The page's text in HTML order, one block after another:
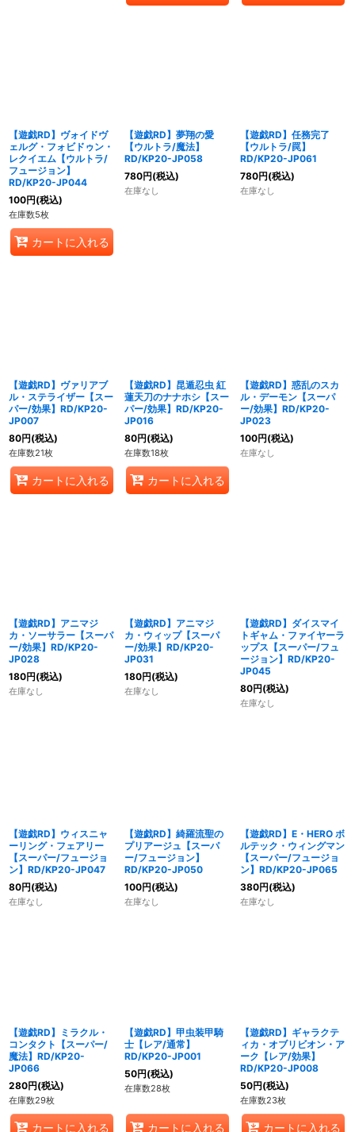
【遊戯RD】ヴォイドヴ
ェルグ・フォビドゥン・
レクイエム【ウルトラ/
フュージョン】
RD/KP20-JP044
100円(税込)
在庫数5枚
カートに入れる
【遊戯RD】夢翔の愛
【ウルトラ/魔法】
RD/KP20-JP058
780円(税込)
在庫なし
【遊戯RD】任務完了
【ウルトラ/罠】
RD/KP20-JP061
780円(税込)
在庫なし
【遊戯RD】ヴァリアブ
ル・ステライザー【スー
パー/効果】RD/KP20-
JP007
80円(税込)
在庫数21枚
カートに入れる
【遊戯RD】昆遁忍虫 紅
蓮天刀のナナホシ【スー
パー/効果】RD/KP20-
JP016
80円(税込)
在庫数18枚
カートに入れる
【遊戯RD】惑乱のスカ
ル・デーモン【スーパ
ー/効果】RD/KP20-
JP023
100円(税込)
在庫なし
【遊戯RD】アニマジ
カ・ソーサラー【スーパ
ー/効果】RD/KP20-
JP028
180円(税込)
在庫なし
【遊戯RD】アニマジ
カ・ウィップ【スーパ
ー/効果】RD/KP20-
JP031
180円(税込)
在庫なし
【遊戯RD】ダイスマイ
トギャム・ファイヤーラ
ップス【スーパー/フュ
ージョン】RD/KP20-
JP045
80円(税込)
在庫なし
【遊戯RD】ウィスニャ
ーリング・フェアリー
【スーパー/フュージョ
ン】RD/KP20-JP047
80円(税込)
在庫なし
【遊戯RD】綺羅流聖の
プリアージュ【スーパ
ー/フュージョン】
RD/KP20-JP050
100円(税込)
在庫なし
【遊戯RD】E・HERO ボ
ルテック・ウィングマン
【スーパー/フュージョ
ン】RD/KP20-JP065
380円(税込)
在庫なし
【遊戯RD】ミラクル・
コンタクト【スーパー/
魔法】RD/KP20-
JP066
280円(税込)
在庫数29枚
カートに入れる
【遊戯RD】甲虫装甲騎
士【レア/通常】
RD/KP20-JP001
50円(税込)
在庫数28枚
カートに入れる
【遊戯RD】ギャラクテ
ィカ・オブリビオン・ア
ーク【レア/効果】
RD/KP20-JP008
50円(税込)
在庫数23枚
カートに入れる